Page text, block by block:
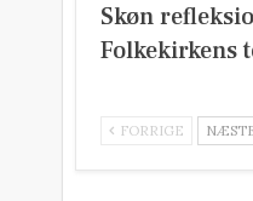
Skøn
Folkekirkens
FORRIGE